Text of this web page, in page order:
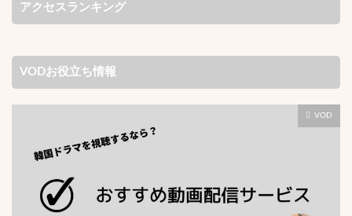
アクセスランキング
VODお役立ち情報
VOD